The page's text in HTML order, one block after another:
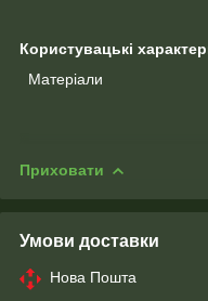
Користувацькi
Матеріали
Приховати
Умови доставки
Нова Пошта